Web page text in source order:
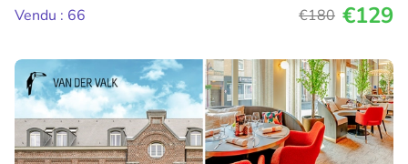
Vendu : 66
€180 €129